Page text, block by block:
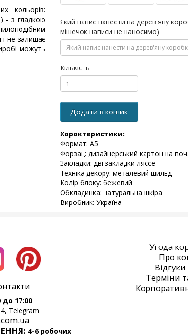
кольорів:
- з гладкою
і не залишає
можуть
Який напис нанести на дерев'яну
мішечок написи не наносимо)
Кількість
Додати в кошик
Характеристики:
Формат: А5
Форзац: дизайнерський картон на
Закладки: дві закладки ляссе
Техніка декору: металевий шильд
Колір блоку: бежевий
Обкладинка: натуральна шкіра
Виробник: Україна
до 17:00
Telegram
4-6 робочих
Угода
Про
Відгуки
Терміни